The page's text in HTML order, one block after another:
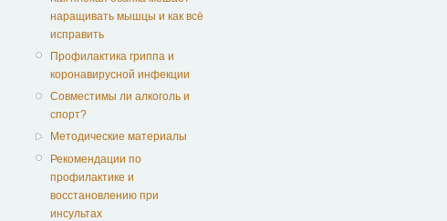
наращивать мышцы и как всё
исправить
Профилактика гриппа и
коронавирусной инфекции
Совместимы ли алкоголь и
спорт?
Методические материалы
Рекомендации по
профилактике и
восстановлению при
инсультах